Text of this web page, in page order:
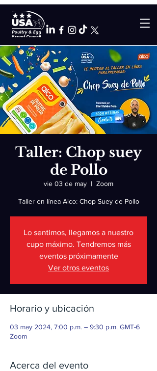
Taller: Chop suey
de Pollo
vie 03 de may
  |
Zoom
Taller en línea Alco: Chop Suey de Pollo
Lo sentimos, llegamos a nuestro
cupo máximo. Tendremos más
eventos próximamente
Ver otros eventos
Horario y ubicación
03 may 2024, 7:00 p.m. – 9:30 p.m. GMT-6
Zoom
Acerca del evento